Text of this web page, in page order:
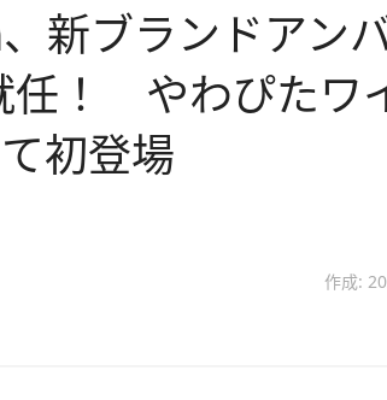
新ブランドアン
任！ やわぴたワ
初登場
作成: